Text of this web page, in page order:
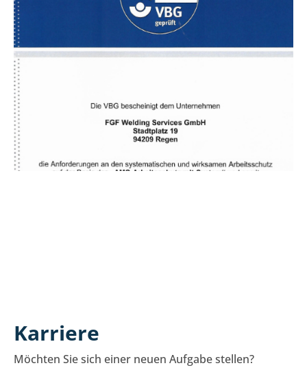
Karriere
Möchten Sie sich einer neuen Aufgabe stellen?